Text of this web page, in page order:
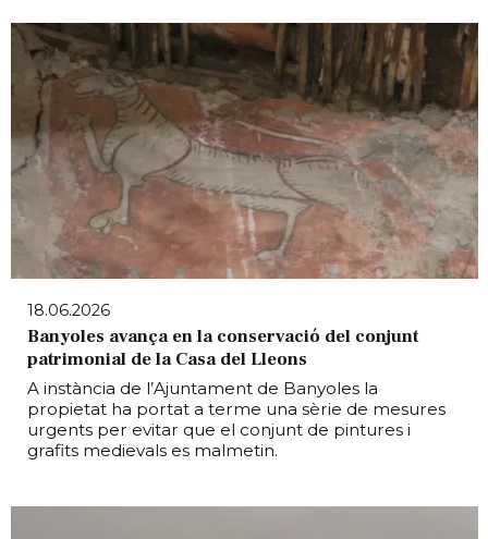
18.06.2026
Banyoles avança en la conservació del conjunt
patrimonial de la Casa del Lleons
A instància de l’Ajuntament de Banyoles la
propietat ha portat a terme una sèrie de mesures
urgents per evitar que el conjunt de pintures i
grafits medievals es malmetin.